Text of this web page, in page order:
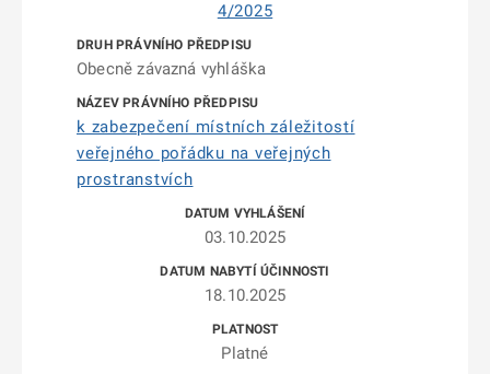
4/2025
Obecně závazná vyhláška
k zabezpečení místních záležitostí
veřejného pořádku na veřejných
prostranstvích
03.10.2025
18.10.2025
Platné